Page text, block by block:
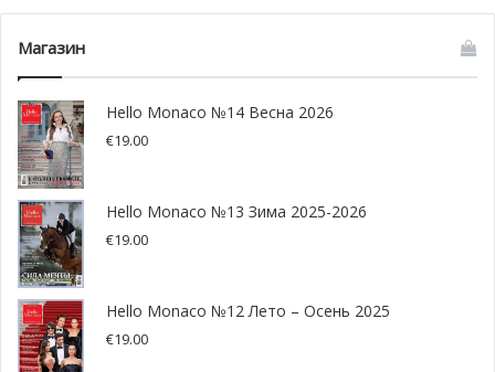
Князь Альбер на дне рождения
Фонда садов Хэнбери
Магазин
Hello Monaco №14 Весна 2026
€19.00
Hello Monaco №13 Зима 2025-2026
€19.00
Hello Monaco №12 Лето – Осень 2025
€19.00